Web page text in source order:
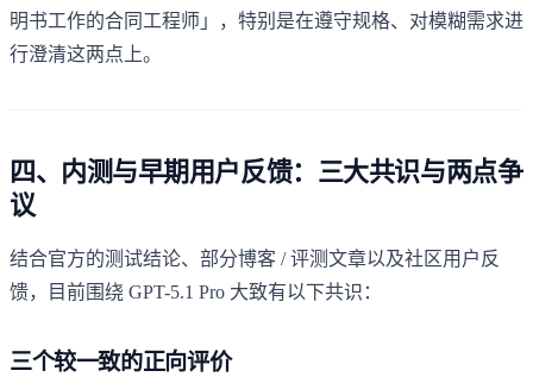
明书工作的合同工程师」，特别是在遵守规格、对模糊需求进
行澄清这两点上。
四、内测与早期用户反馈：三大共识与两点争
议
结合官方的测试结论、部分博客 / 评测文章以及社区用户反
馈，目前围绕 GPT-5.1 Pro 大致有以下共识：
三个较一致的正向评价